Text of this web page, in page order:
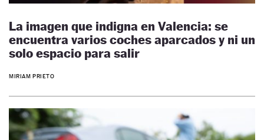
La imagen que indigna en Valencia: se
encuentra varios coches aparcados y ni un
solo espacio para salir
MIRIAM PRIETO